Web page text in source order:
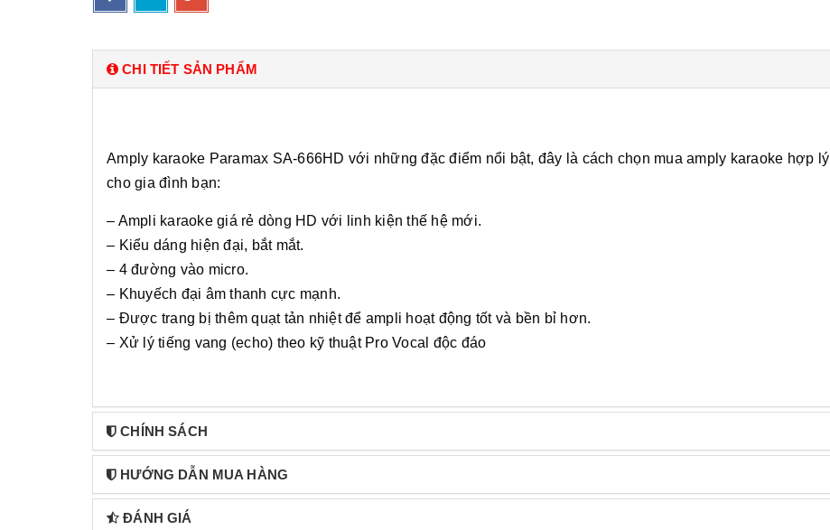
CHI TIẾT SẢN PHẨM
Amply karaoke Paramax SA-666HD với những đặc điểm nổi bật, đây là cách chọn mua amply karaoke hợp lý
cho gia đình bạn:
– Ampli karaoke giá rẻ dòng HD với linh kiện thế hệ mới.
– Kiểu dáng hiện đại, bắt mắt.
– 4 đường vào micro.
– Khuyếch đại âm thanh cực mạnh.
– Được trang bị thêm quạt tản nhiệt để ampli hoạt động tốt và bền bỉ hơn.
– Xử lý tiếng vang (echo) theo kỹ thuật Pro Vocal độc đáo
CHÍNH SÁCH
HƯỚNG DẪN MUA HÀNG
ĐÁNH GIÁ